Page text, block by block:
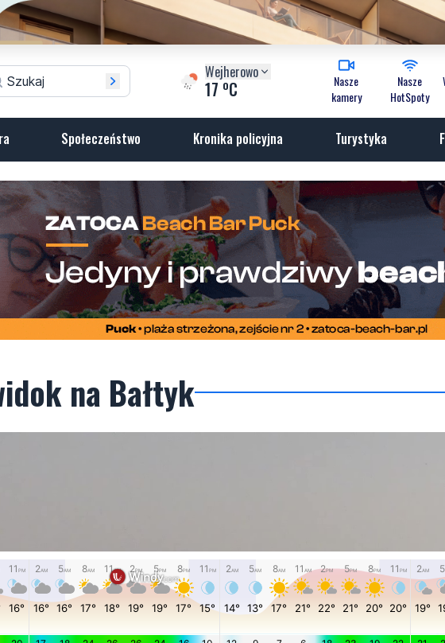
Wejherowo
17 oC
Nasze
kamery
Nasze
HotSpoty
Społeczeństwo Kronika policyjna Turystyka
na Bałtyk